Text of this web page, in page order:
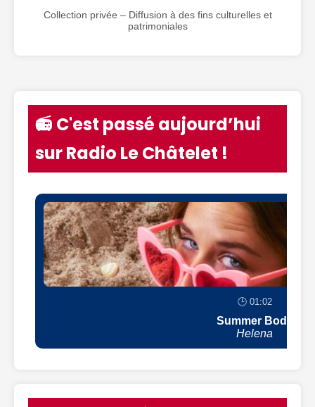
Collection privée – Diffusion à des fins culturelles et
patrimoniales
📻 C'est passé aujourd’hui
sur Radio Le Châtelet !
🕒 01:02
Summer Body
Helena